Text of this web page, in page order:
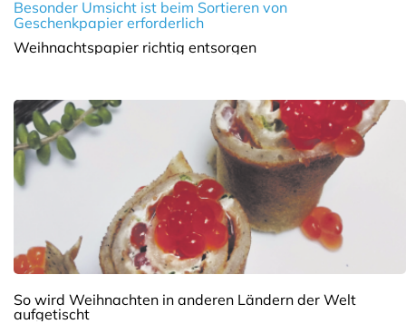
Besonder Umsicht ist beim Sortieren von
Geschenkpapier erforderlich
Weihnachtspapier richtig entsorgen
So wird Weihnachten in anderen Ländern der Welt
aufgetischt